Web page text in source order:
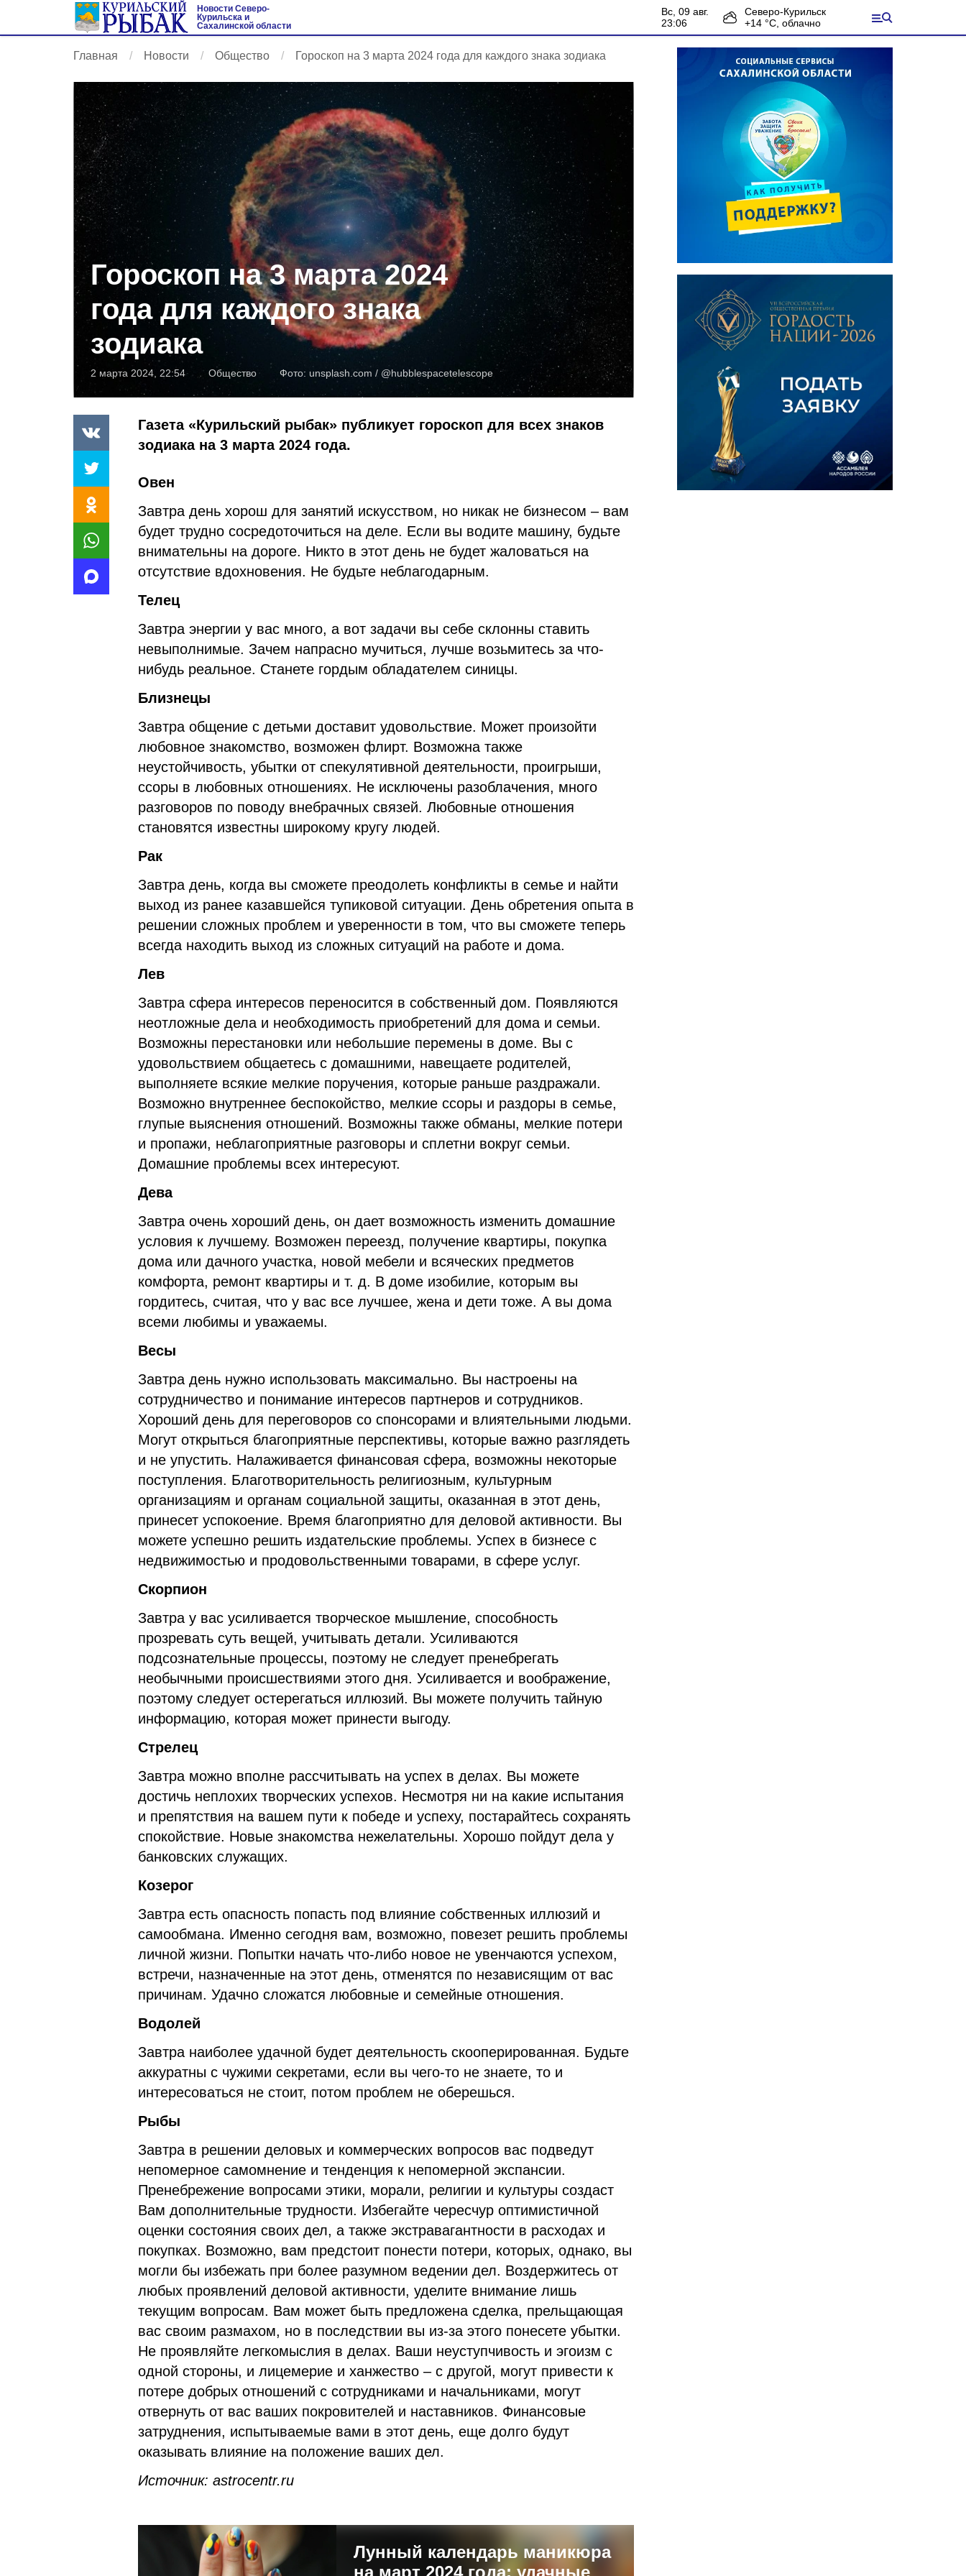
Новости Северо-
Курильска и
Сахалинской области
вс, 09 авг.
23:06
Северо-Курильск
+14 °С, облачно
Главная Новости Общество Гороскоп на 3 марта 2024 года для каждого знака зодиака
Гороскоп на 3 марта 2024
года для каждого знака
зодиака
2 марта 2024, 22:54 Общество Фото: unsplash.com / @hubblespacetelescope
Газета «Курильский рыбак» публикует гороскоп для всех знаков
зодиака на 3 марта 2024 года.
Овен
Завтра день хорош для занятий искусством, но никак не бизнесом – вам
будет трудно сосредоточиться на деле. Если вы водите машину, будьте
внимательны на дороге. Никто в этот день не будет жаловаться на
отсутствие вдохновения. Не будьте неблагодарным.
Телец
Завтра энергии у вас много, а вот задачи вы себе склонны ставить
невыполнимые. Зачем напрасно мучиться, лучше возьмитесь за что-
нибудь реальное. Станете гордым обладателем синицы.
Близнецы
Завтра общение с детьми доставит удовольствие. Может произойти
любовное знакомство, возможен флирт. Возможна также
неустойчивость, убытки от спекулятивной деятельности, проигрыши,
ссоры в любовных отношениях. Не исключены разоблачения, много
разговоров по поводу внебрачных связей. Любовные отношения
становятся известны широкому кругу людей.
Рак
Завтра день, когда вы сможете преодолеть конфликты в семье и найти
выход из ранее казавшейся тупиковой ситуации. День обретения опыта в
решении сложных проблем и уверенности в том, что вы сможете теперь
всегда находить выход из сложных ситуаций на работе и дома.
Лев
Завтра сфера интересов переносится в собственный дом. Появляются
неотложные дела и необходимость приобретений для дома и семьи.
Возможны перестановки или небольшие перемены в доме. Вы с
удовольствием общаетесь с домашними, навещаете родителей,
выполняете всякие мелкие поручения, которые раньше раздражали.
Возможно внутреннее беспокойство, мелкие ссоры и раздоры в семье,
глупые выяснения отношений. Возможны также обманы, мелкие потери
и пропажи, неблагоприятные разговоры и сплетни вокруг семьи.
Домашние проблемы всех интересуют.
Дева
Завтра очень хороший день, он дает возможность изменить домашние
условия к лучшему. Возможен переезд, получение квартиры, покупка
дома или дачного участка, новой мебели и всяческих предметов
комфорта, ремонт квартиры и т. д. В доме изобилие, которым вы
гордитесь, считая, что у вас все лучшее, жена и дети тоже. А вы дома
всеми любимы и уважаемы.
Весы
Завтра день нужно использовать максимально. Вы настроены на
сотрудничество и понимание интересов партнеров и сотрудников.
Хороший день для переговоров со спонсорами и влиятельными людьми.
Могут открыться благоприятные перспективы, которые важно разглядеть
и не упустить. Налаживается финансовая сфера, возможны некоторые
поступления. Благотворительность религиозным, культурным
организациям и органам социальной защиты, оказанная в этот день,
принесет успокоение. Время благоприятно для деловой активности. Вы
можете успешно решить издательские проблемы. Успех в бизнесе с
недвижимостью и продовольственными товарами, в сфере услуг.
Скорпион
Завтра у вас усиливается творческое мышление, способность
прозревать суть вещей, учитывать детали. Усиливаются
подсознательные процессы, поэтому не следует пренебрегать
необычными происшествиями этого дня. Усиливается и воображение,
поэтому следует остерегаться иллюзий. Вы можете получить тайную
информацию, которая может принести выгоду.
Стрелец
Завтра можно вполне рассчитывать на успех в делах. Вы можете
достичь неплохих творческих успехов. Несмотря ни на какие испытания
и препятствия на вашем пути к победе и успеху, постарайтесь сохранять
спокойствие. Новые знакомства нежелательны. Хорошо пойдут дела у
банковских служащих.
Козерог
Завтра есть опасность попасть под влияние собственных иллюзий и
самообмана. Именно сегодня вам, возможно, повезет решить проблемы
личной жизни. Попытки начать что-либо новое не увенчаются успехом,
встречи, назначенные на этот день, отменятся по независящим от вас
причинам. Удачно сложатся любовные и семейные отношения.
Водолей
Завтра наиболее удачной будет деятельность скооперированная. Будьте
аккуратны с чужими секретами, если вы чего-то не знаете, то и
интересоваться не стоит, потом проблем не оберешься.
Рыбы
Завтра в решении деловых и коммерческих вопросов вас подведут
непомерное самомнение и тенденция к непомерной экспансии.
Пренебрежение вопросами этики, морали, религии и культуры создаст
Вам дополнительные трудности. Избегайте чересчур оптимистичной
оценки состояния своих дел, а также экстравагантности в расходах и
покупках. Возможно, вам предстоит понести потери, которых, однако, вы
могли бы избежать при более разумном ведении дел. Воздержитесь от
любых проявлений деловой активности, уделите внимание лишь
текущим вопросам. Вам может быть предложена сделка, прельщающая
вас своим размахом, но в последствии вы из-за этого понесете убытки.
Не проявляйте легкомыслия в делах. Ваши неуступчивость и эгоизм с
одной стороны, и лицемерие и ханжество – с другой, могут привести к
потере добрых отношений с сотрудниками и начальниками, могут
отвернуть от вас ваших покровителей и наставников. Финансовые
затруднения, испытываемые вами в этот день, еще долго будут
оказывать влияние на положение ваших дел.
Источник: astrocentr.ru
Лунный календарь маникюра
на март 2024 года: удачные